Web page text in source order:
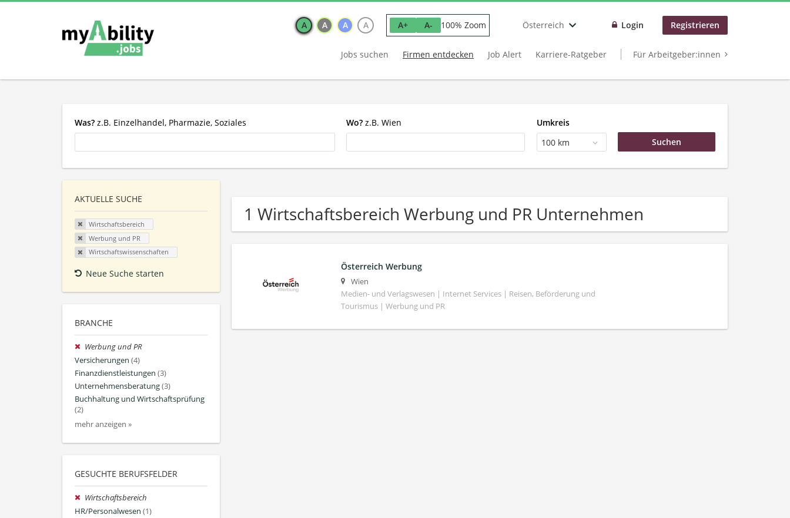
A A A A A+ A- 100% Zoom Österreich Login Registrieren
Jobs suchen Firmen entdecken Job Alert Karriere-Ratgeber Für Arbeitgeber:innen
Was? z.B. Einzelhandel, Pharmazie, Soziales Wo? z.B. Wien
Umkreis
100 km
AKTUELLE SUCHE
Wirtschaftsbereich
Werbung und PR
Wirtschaftswissenschaften
Neue Suche starten
BRANCHE
Werbung und PR
Versicherungen (4)
Finanzdienstleistungen (3)
Unternehmensberatung(3)
Buchhaltung und Wirtschaftsprüfung
(2)
mehr anzeigen »
GESUCHTE BERUFSFELDER
Wirtschaftsbereich
HR/Personalwesen (1)
1 Wirtschaftsbereich Werbung und PR Unternehmen
Österreich Werbung
Wien
Medien- und Verlagswesen | Internet Services | Reisen, Beförderung und
Tourismus | Werbung und PR